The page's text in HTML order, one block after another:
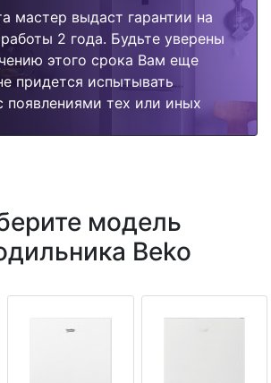
мастер выдаст гарантии на
2 года. Будьте уверены
этого срока Вам еще
придется испытывать
появлениями тех или иных
модель
Beko